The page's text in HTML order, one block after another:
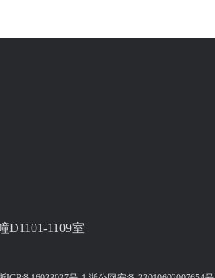
D1101-1109室